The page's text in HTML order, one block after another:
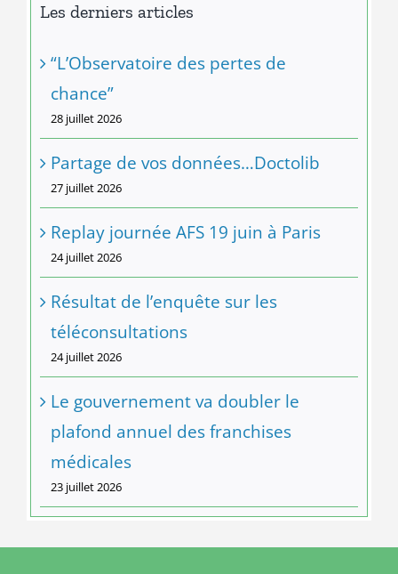
Les derniers articles
“L’Observatoire des pertes de
chance”
28 juillet 2026
Partage de vos données…Doctolib
27 juillet 2026
Replay journée AFS 19 juin à Paris
24 juillet 2026
Résultat de l’enquête sur les
téléconsultations
24 juillet 2026
Le gouvernement va doubler le
plafond annuel des franchises
médicales
23 juillet 2026